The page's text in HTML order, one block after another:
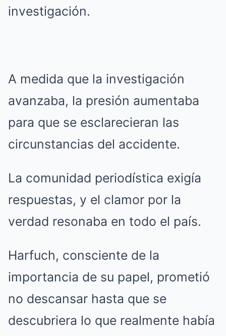
investigación.
A medida que la investigación
avanzaba, la presión aumentaba
para que se esclarecieran las
circunstancias del accidente.
La comunidad periodística exigía
respuestas, y el clamor por la
verdad resonaba en todo el país.
Harfuch, consciente de la
importancia de su papel, prometió
no descansar hasta que se
descubriera lo que realmente había